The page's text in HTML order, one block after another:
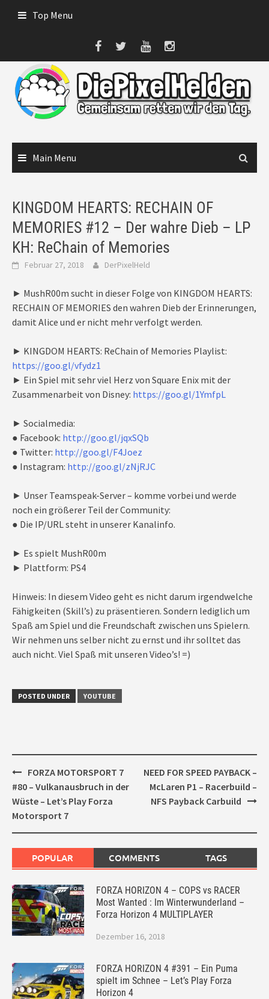
Top Menu
Main Menu
KINGDOM HEARTS: RECHAIN OF
MEMORIES #12 – Der wahre Dieb – LP
KH: ReChain of Memories
Februar 27, 2018 DerPixelHeld
► MushR00m sucht in dieser Folge von KINGDOM HEARTS:
RECHAIN OF MEMORIES den wahren Dieb der Erinnerungen,
damit Alice und er nicht mehr verfolgt werden.
► KINGDOM HEARTS: ReChain of Memories Playlist:
https://goo.gl/vfydz1
► Ein Spiel mit sehr viel Herz von Square Enix mit der
Zusammenarbeit von Disney: https://goo.gl/1YmfpL
► Socialmedia:
● Facebook: http://goo.gl/jqxSQb
● Twitter: http://goo.gl/F4Joez
● Instagram: http://goo.gl/zNjRJC
► Unser Teamspeak-Server – komme vorbei und werde
noch ein größerer Teil der Community:
● Die IP/URL steht in unserer Kanalinfo.
► Es spielt MushR00m
► Plattform: PS4
Hinweis: In diesem Video geht es nicht darum irgendwelche
Fähigkeiten (Skill’s) zu präsentieren. Sondern lediglich um
Spaß am Spiel und die Freundschaft zwischen uns Spielern.
Wir nehmen uns selber nicht zu ernst und ihr solltet das
auch nicht. Viel Spaß mit unseren Video’s! =)
POSTED UNDER YOUTUBE
Post
navigation
FORZA MOTORSPORT 7
#80 – Vulkanausbruch in der
Wüste – Let’s Play Forza
Motorsport 7
NEED FOR SPEED PAYBACK –
McLaren P1 – Racerbuild –
NFS Payback Carbuild
POPULAR COMMENTS TAGS
FORZA HORIZON 4 – COPS vs RACER
Most Wanted : Im Winterwunderland –
Forza Horizon 4 MULTIPLAYER
Dezember 16, 2018
FORZA HORIZON 4 #391 – Ein Puma
spielt im Schnee – Let’s Play Forza
Horizon 4